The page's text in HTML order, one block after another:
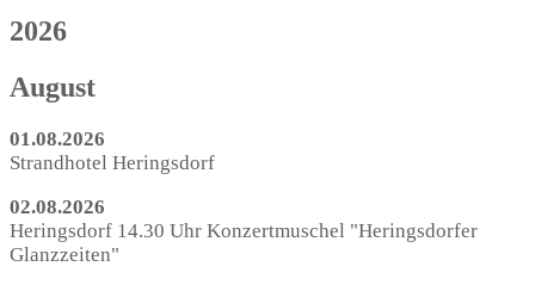
2026
August
01.08.2026
Strandhotel Heringsdorf
02.08.2026
Heringsdorf 14.30 Uhr Konzertmuschel "Heringsdorfer
Glanzzeiten"